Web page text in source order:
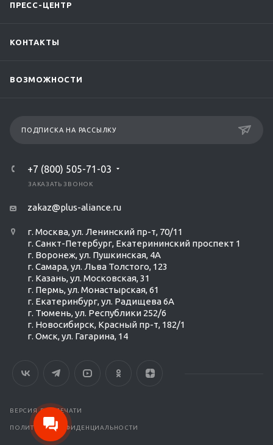
ПРЕСС-ЦЕНТР
КОНТАКТЫ
ВОЗМОЖНОСТИ
ПОДПИСКА НА РАССЫЛКУ
+7 (800) 505-71-03
ЗАКАЗАТЬ ЗВОНОК
zakaz@plus-aliance.ru
г. Москва, ул. Ленинский пр-т, 70/11
г. Санкт-Петербург, Екатерининский проспект 1
г. Воронеж, ул. Пушкинская, 4А
г. Самара, ул. Льва Толстого, 123
г. Казань, ул. Московская, 31
г. Пермь, ул. Монастырская, 61
г. Екатеринбург, ул. Радищева 6А
г. Тюмень, ул. Республики 252/6
г. Новосибирск, Красный пр-т, 182/1
г. Омск, ул. ​Гагарина, 14
ВЕРСИЯ ДЛЯ ПЕЧАТИ
ПОЛИТИКА КОНФИДЕНЦИАЛЬНОСТИ